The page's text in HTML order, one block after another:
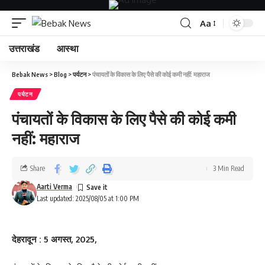
Aa
उत्तराखंड आस्था
Bebak News >Blog >पर्यटन>पंचायतों के विकास के लिए पैसे की कोई कमी नहीं: महाराज
पर्यटन
पंचायतों के विकास के लिए पैसे की कोई कमी
नहीं: महाराज
Last updated: 2025/08/05 at 1:00 PM
Aarti Verma
Share 3 Min Read
देहरादून : 5 अगस्त, 2025,